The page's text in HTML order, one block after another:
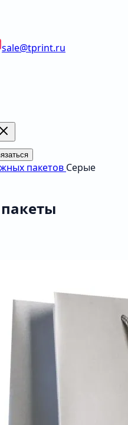
sale@tprint.ru
пакетов Серые